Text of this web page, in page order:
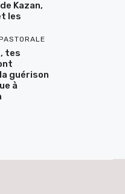
Kazan,
les
tes
guérison
à